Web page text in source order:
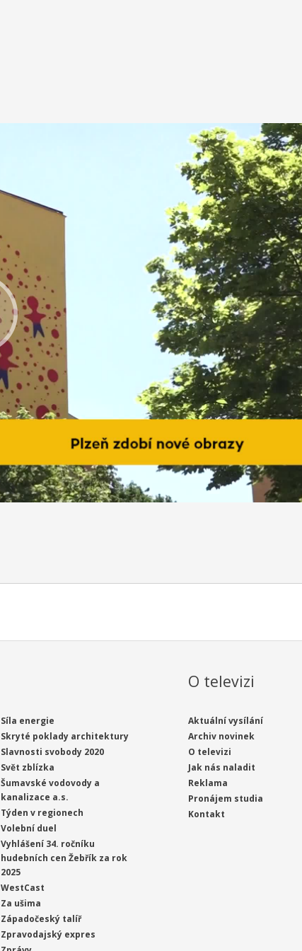
Síla energie
Skryté poklady architektury
Slavnosti svobody 2020
Svět zblízka
Šumavské vodovody a
kanalizace a.s.
Týden v regionech
Volební duel
Vyhlášení 34. ročníku
hudebních cen Žebřík za rok
2025
WestCast
Za ušima
Západočeský talíř
Zpravodajský expres
O televizi
Aktuální vysílání
Archiv novinek
O televizi
Jak nás naladit
Reklama
Pronájem studia
Kontakt